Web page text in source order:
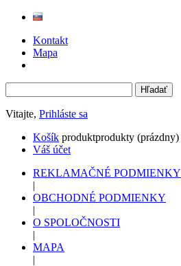
Kontakt
Mapa
Vitajte, Prihláste sa
Košík produktprodukty (prázdny)
Váš účet
REKLAMAČNÉ PODMIENKY
|
OBCHODNÉ PODMIENKY
|
O SPOLOČNOSTI
|
MAPA
|